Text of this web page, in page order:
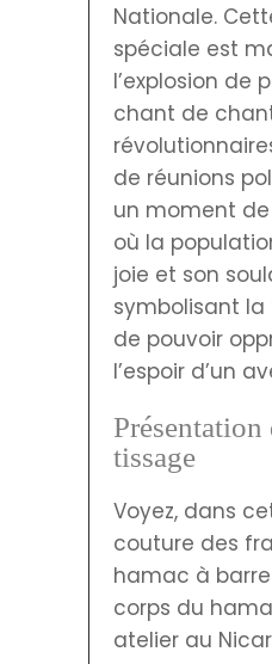
Nationale.
spéciale est
l’explosion de
chant de
de réunions
un moment
où la
joie et son
symbolisant la
de pouvoir
l’espoir d’un
tissage
Voyez, dans
couture des
hamac à barre
corps du
atelier au